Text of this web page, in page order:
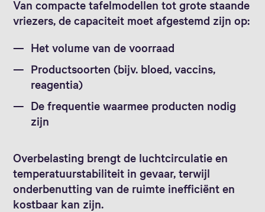
Van compacte tafelmodellen tot grote staande
vriezers, de capaciteit moet afgestemd zijn op:
Het volume van de voorraad
Productsoorten (bijv. bloed, vaccins,
reagentia)
De frequentie waarmee producten nodig
zijn
Overbelasting brengt de luchtcirculatie en
temperatuurstabiliteit in gevaar, terwijl
onderbenutting van de ruimte inefficiënt en
kostbaar kan zijn.